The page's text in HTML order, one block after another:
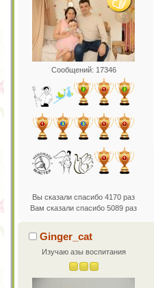
Сообщений: 17346
Вы сказали спасибо 4170 раз
Вам сказали спасибо 5089 раз
Ginger_cat
Изучаю азы воспитания